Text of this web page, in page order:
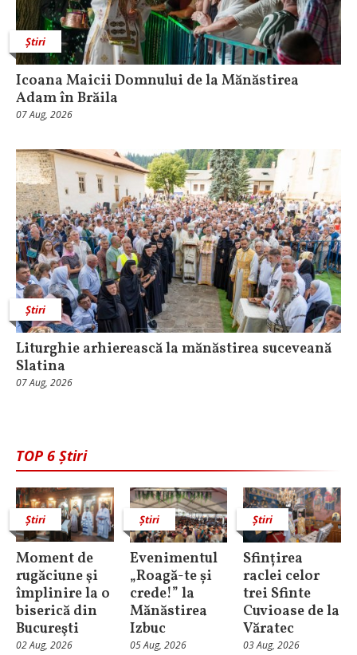
Știri
Icoana Maicii Domnului de la Mănăstirea
Adam în Brăila
07 Aug, 2026
Știri
Liturghie arhierească la mănăstirea suceveană
Slatina
07 Aug, 2026
TOP 6 Știri
Știri
Moment de
rugăciune şi
împlinire la o
biserică din
Bucureşti
02 Aug, 2026
Știri
Evenimentul
„Roagă-te și
crede!” la
Mănăstirea
Izbuc
05 Aug, 2026
Știri
Sfințirea
raclei celor
trei Sfinte
Cuvioase de la
Văratec
03 Aug, 2026